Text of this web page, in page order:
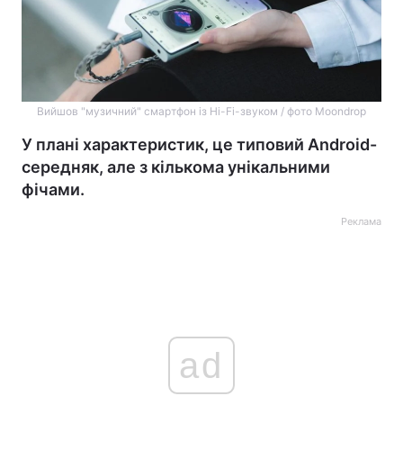
Вийшов "музичний" смартфон із Hi-Fi-звуком / фото Moondrop
У плані характеристик, це типовий Android-
середняк, але з кількома унікальними
фічами.
Реклама
ad